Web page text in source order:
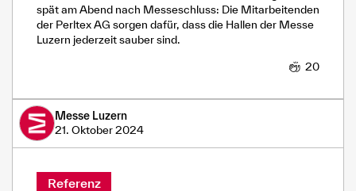
spät am Abend nach Messeschluss: Die Mitarbeitenden
der Perltex AG sorgen dafür, dass die Hallen der Messe
Luzern jederzeit sauber sind.
20
Messe Luzern
21. Oktober 2024
Referenz